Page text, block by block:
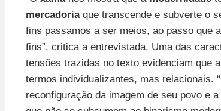
mercadoriaque transcende e subverte o
fins passamos a ser meios, ao passo que
fins”, critica a entrevistada. Uma das
tensões trazidas no texto evidenciam que a
termos individualizantes, mas relacionais.
reconfiguração da imagem de seu povo e